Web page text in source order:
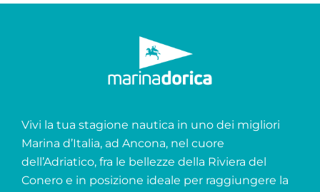
Vivi la tua stagione nautica in uno dei migliori
Marina d’Italia, ad Ancona, nel cuore
dell’Adriatico, fra le bellezze della Riviera del
Conero e in posizione ideale per raggiungere la